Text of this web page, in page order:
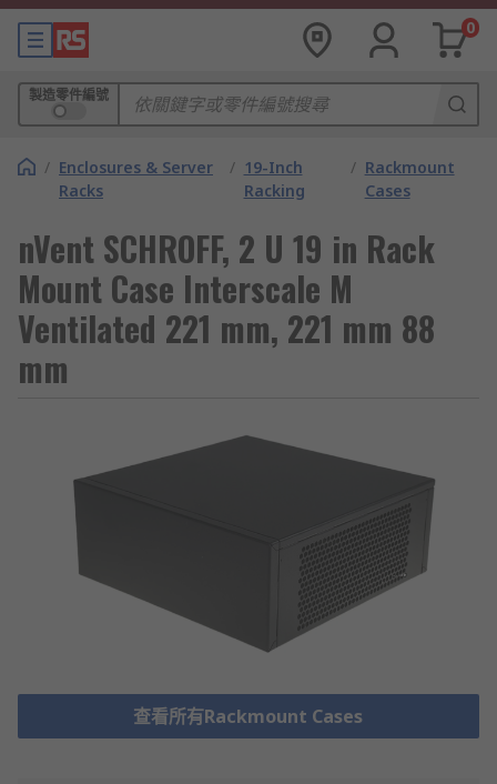
0
製造零件編號
/ Enclosures & Server
Racks
/ 19-Inch
Racking
/ Rackmount
Cases
nVent SCHROFF, 2 U 19 in Rack
Mount Case Interscale M
Ventilated 221 mm, 221 mm 88
mm
查看所有Rackmount Cases